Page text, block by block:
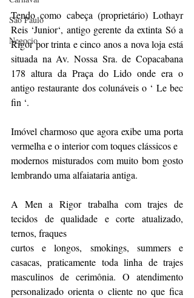
São Paulo
Negocio
Tendo como cabeça (proprietário) Lothayr
Reis ‘Junior‘, antigo gerente da extinta Só a
Rigor por trinta e cinco anos a nova loja está
situada na Av. Nossa Sra. de Copacabana
178 altura da Praça do Lido onde era o
antigo restaurante dos colunáveis o ‘ Le bec
fin ‘.
Imóvel charmoso que agora exibe uma porta
vermelha e o interior com toques clássicos e
modernos misturados com muito bom gosto
lembrando uma alfaiataria antiga.
A Men a Rigor trabalha com trajes de
tecidos de qualidade e corte atualizado,
ternos, fraques
curtos e longos, smokings, summers e
casacas, praticamente toda linha de trajes
masculinos de cerimônia. O atendimento
personalizado orienta o cliente no que fica